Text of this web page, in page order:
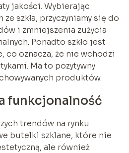
jakości. Wybierając
szkła, przyczyniamy się do
i zmniejszenia zużycia
Ponadto szkło jest
oznacza, że nie wchodzi
Ma to pozytywny
produktów.
funkcjonalność
trendów na rynku
butelki szklane, które nie
ale również